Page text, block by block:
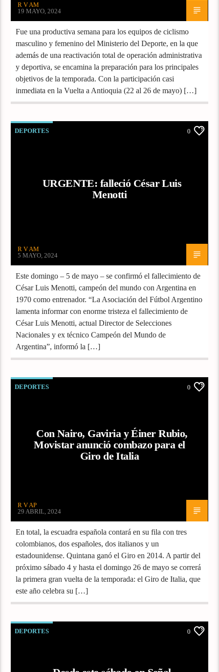
R V AM
19 MAYO, 2024
Fue una productiva semana para los equipos de ciclismo
masculino y femenino del Ministerio del Deporte, en la que
además de una reactivación total de operación administrativa
y deportiva, se encamina la preparación para los principales
objetivos de la temporada. Con la participación casi
inmediata en la Vuelta a Antioquia (22 al 26 de mayo) […]
DEPORTES 0
URGENTE: falleció César Luis
Menotti
R V AM
5 MAYO, 2024
Este domingo – 5 de mayo – se confirmó el fallecimiento de
César Luis Menotti, campeón del mundo con Argentina en
1970 como entrenador. “La Asociación del Fútbol Argentino
lamenta informar con enorme tristeza el fallecimiento de
César Luis Menotti, actual Director de Selecciones
Nacionales y ex técnico Campeón del Mundo de
Argentina”, informó la […]
DEPORTES 0
Con Nairo, Gaviria y Éiner Rubio,
Movistar anunció combazo para el
Giro de Italia
R V AP
29 ABRIL, 2024
En total, la escuadra española contará en su fila con tres
colombianos, dos españoles, dos italianos y un
estadounidense. Quintana ganó el Giro en 2014. A partir del
próximo sábado 4 y hasta el domingo 26 de mayo se correrá
la primera gran vuelta de la temporada: el Giro de Italia, que
este año celebra su […]
DEPORTES 0